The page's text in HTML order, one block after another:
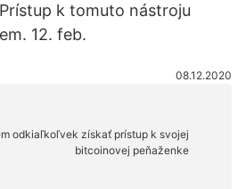
k tomuto nástroju
12. feb.
08.12.2020